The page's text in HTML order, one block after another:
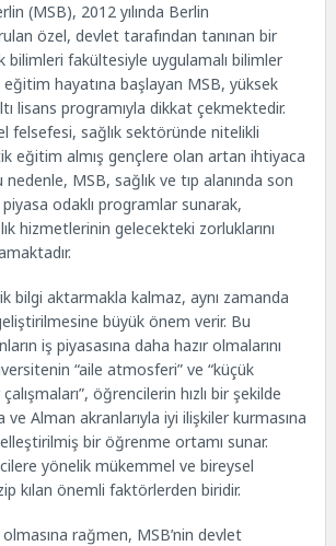
Berlin Dil Hazırlık
Berlin Konaklama Seçenekleri
Berlin Bursları
İçin Medical School Berlin’in
Berlin Öğrenci Şikayetleri: Bilinçli
Bilgiler: Kültürün ve
Berlin Başvuru ve Kabul İşlemleri
Yanınızdayız: Edu Vizyon ve
(MSB), 2012 yılında Berlin
özel, devlet tarafından tanınan bir
bilimleri fakültesiyle uygulamalı bilimler
hayatına başlayan MSB, yüksek
lisans programıyla dikkat çekmektedir.
felsefesi, sağlık sektöründe nitelikli
eğitim almış gençlere olan artan ihtiyaca
nedenle, MSB, sağlık ve tıp alanında son
odaklı programlar sunarak,
hizmetlerinin gelecekteki zorluklarını
bilgi aktarmakla kalmaz, aynı zamanda
büyük önem verir. Bu
iş piyasasına daha hazır olmalarını
“aile atmosferi” ve “küçük
öğrencilerin hızlı bir şekilde
ve Alman akranlarıyla iyi ilişkiler kurmasına
bir öğrenme ortamı sunar.
yönelik mükemmel ve bireysel
kılan önemli faktörlerden biridir.
rağmen, MSB’nin devlet